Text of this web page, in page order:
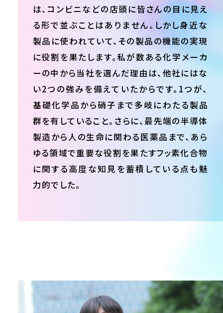
は、コンビニなどの店頭に皆さんの目に見え
る形で並ぶことはありません。しかし身近な
製品に使われていて、その製品の機能の実現
に役割を果たします。私が数ある化学メーカ
ーの中から当社を選んだ理由は、他社にはな
い2つの強みを備えていたからです。1つが、
基礎化学品から硝子まで多岐にわたる製品
群を有していること。さらに、最先端の半導体
製造から人の生命に関わる医薬品まで、あら
ゆる領域で重要な役割を果たすフッ素化合物
に関する高度な知見を蓄積している点も魅
力的でした。